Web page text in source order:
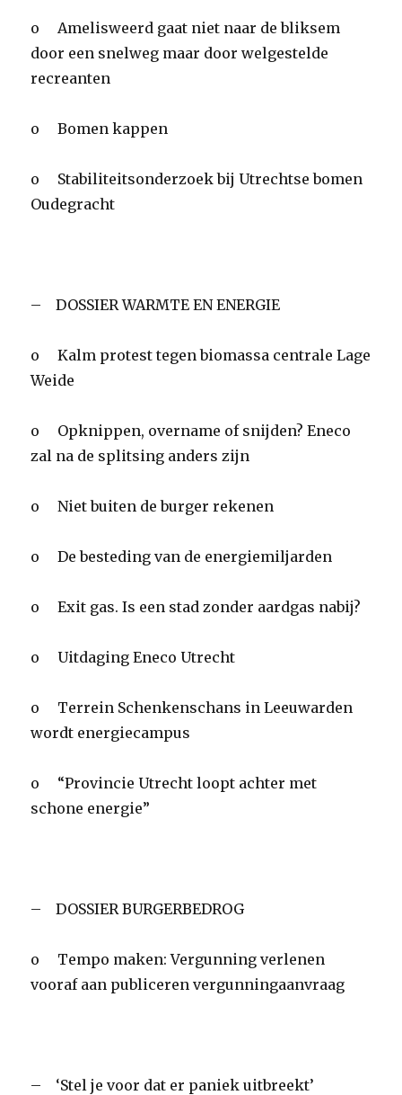
o Amelisweerd gaat niet naar de bliksem
door een snelweg maar door welgestelde
recreanten
o Bomen kappen
o Stabiliteitsonderzoek bij Utrechtse bomen
Oudegracht
– DOSSIER WARMTE EN ENERGIE
o Kalm protest tegen biomassa centrale Lage
Weide
o Opknippen, overname of snijden? Eneco
zal na de splitsing anders zijn
o Niet buiten de burger rekenen
o De besteding van de energiemiljarden
o Exit gas. Is een stad zonder aardgas nabij?
o Uitdaging Eneco Utrecht
o Terrein Schenkenschans in Leeuwarden
wordt energiecampus
o “Provincie Utrecht loopt achter met
schone energie”
– DOSSIER BURGERBEDROG
o Tempo maken: Vergunning verlenen
vooraf aan publiceren vergunningaanvraag
– ‘Stel je voor dat er paniek uitbreekt’